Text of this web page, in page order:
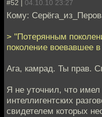
#52 | 04.10.10 23:27
Кому:
> "Потерянным
поколение воевавшее
Ага, камрад. Ты прав.
Я не уточнил, что
интеллигентских
свидетелем которых